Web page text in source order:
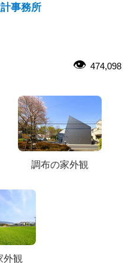
事務所
474,098
調布の家外観
外観